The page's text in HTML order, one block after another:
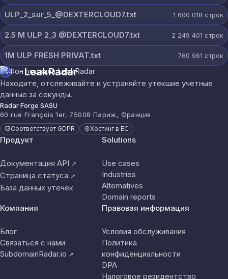
ULP_2_sur_5_@DEXTERCLOUD7.txt 1 600 018 строк
2.5 M ULP 2_3 @DEXTERCLOUD7.txt 2 249 401 строк
1M ULP FRESH PRIVAT.txt 760 961 строк
LeakRadar
Находите, отслеживайте и устраняйте утекшие учетные
данные за секунды.
Radar Forge SASU
60 rue François 1er, 75008 Париж, Франция
Соответствует GDPR Хостинг в ЕС
Продукт
Документация API ↗
Страница статуса ↗
База данных утечек
Solutions
Use cases
Industries
Alternatives
Domain reports
Компания
Блог
Связаться с нами
SubdomainRadar.io ↗
Правовая информация
Условия обслуживания
Политика
конфиденциальности
DPA
Налоговое резидентство